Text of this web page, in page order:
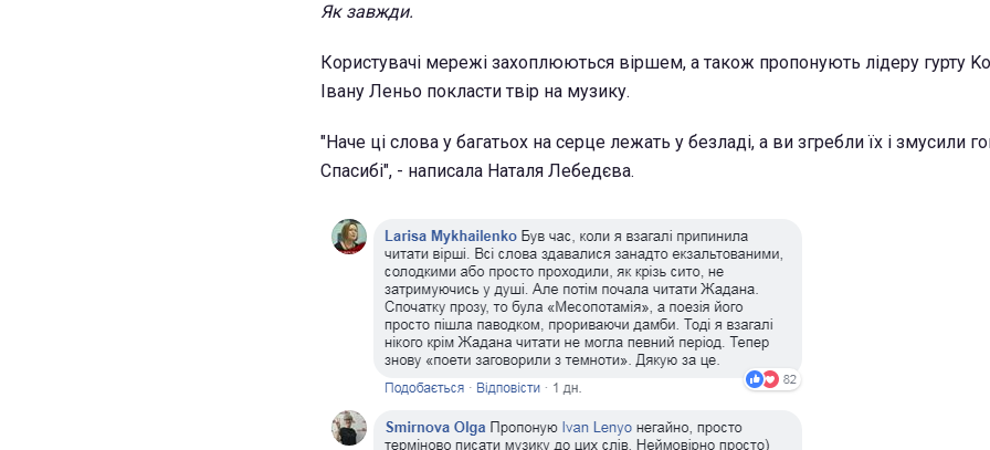
Як завжди.
Користувачі мережі захоплюються віршем, а також пропонують лідеру гурту
Івану Леньо покласти твір на музику.
"Наче ці слова у багатьох на серце лежать у безладі, а ви згребли їх і змусили
Спасибі", - написала Наталя Лебедєва.